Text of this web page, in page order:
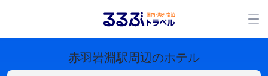
赤羽岩淵駅周辺のホテル